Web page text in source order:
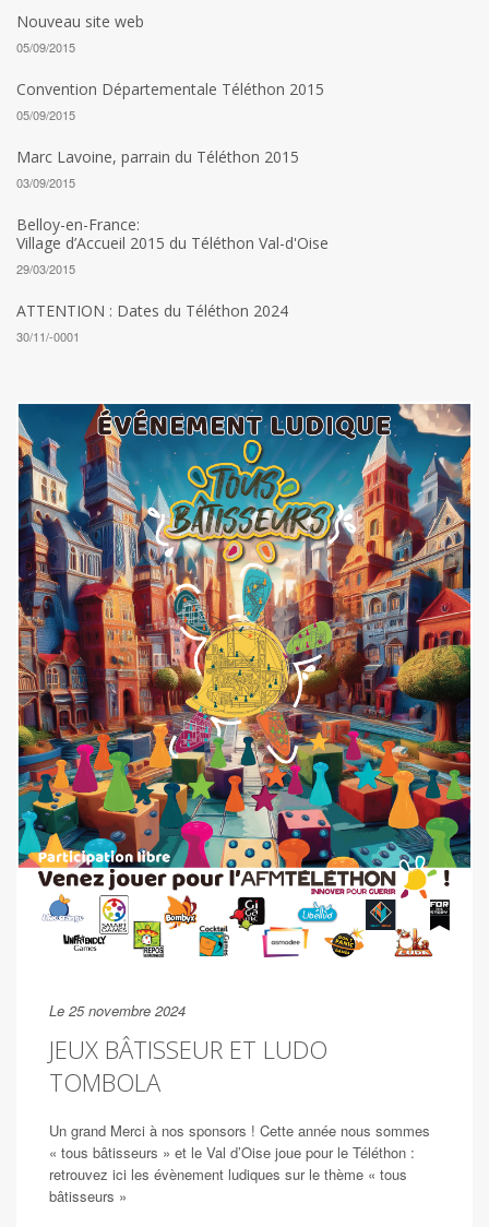
Nouveau site web
05/09/2015
Convention Départementale Téléthon 2015
05/09/2015
Marc Lavoine, parrain du Téléthon 2015
03/09/2015
Belloy-en-France:
Village d’Accueil 2015 du Téléthon Val-d'Oise
29/03/2015
ATTENTION : Dates du Téléthon 2024
30/11/-0001
Le 25 novembre 2024
JEUX BÂTISSEUR ET LUDO
TOMBOLA
Un grand Merci à nos sponsors ! Cette année nous sommes
« tous bâtisseurs » et le Val d’Oise joue pour le Téléthon :
retrouvez ici les évènement ludiques sur le thème « tous
bâtisseurs »